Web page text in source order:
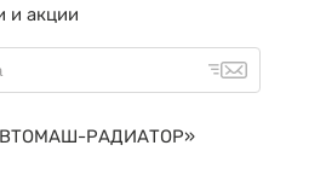
и акции
РАДИАТОР»